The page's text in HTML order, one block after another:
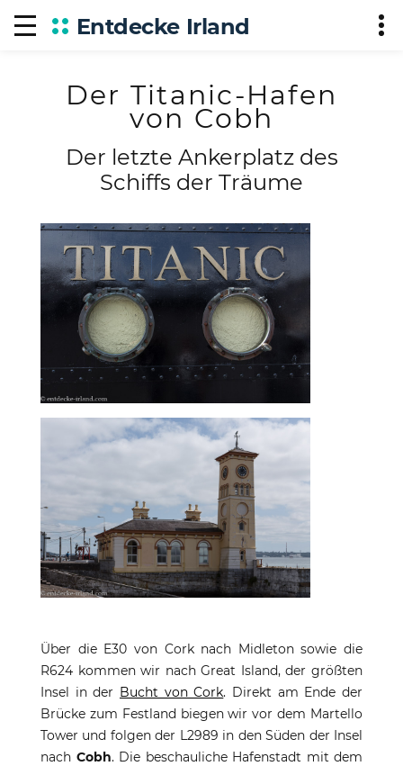
Entdecke Irland
Der Titanic-Hafen
von Cobh
Der letzte Ankerplatz des
Schiffs der Träume
Über die E30 von Cork nach Midleton sowie die
R624 kommen wir nach Great Island, der größten
Insel in der Bucht von Cork. Direkt am Ende der
Brücke zum Festland biegen wir vor dem Martello
Tower und folgen der L2989 in den Süden der Insel
nach Cobh. Die beschauliche Hafenstadt mit dem